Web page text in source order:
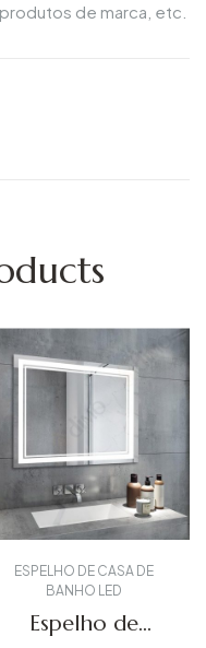
de marca, etc.
ESPELHO DE CASA DE
BANHO LED
Espelho de